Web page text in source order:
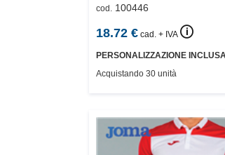
cod. 100446
18.72 € cad. + IVA 🛈
PERSONALIZZAZIONE INCLUSA
Acquistando 30 unità